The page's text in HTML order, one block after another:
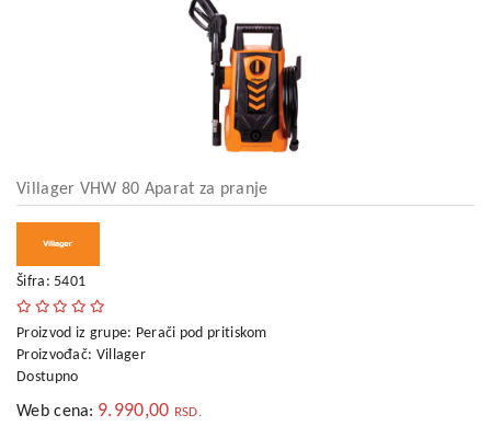
rekreacija
oprema
Odeća,
Aksesoari
Putna
galanterija
Villager VHW 80 Aparat za pranje
Šifra: 5401
Proizvod iz grupe: Perači pod pritiskom
Proizvođač: Villager
Dostupno
Web cena: 9.990,00 RSD.